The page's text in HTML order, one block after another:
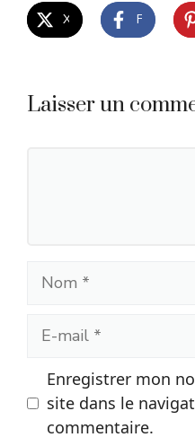
Laisser un
Nom
Enregistrer mon
site dans le
commentaire.